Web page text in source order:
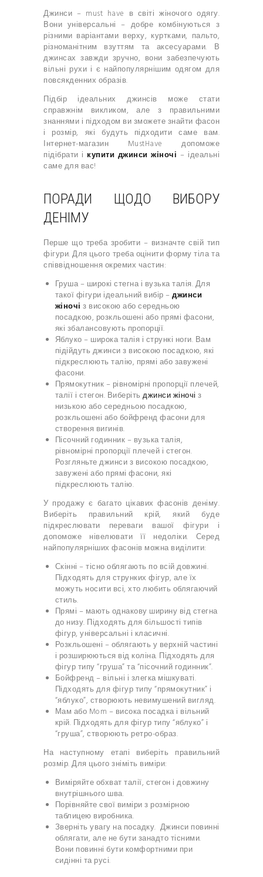
Джинси – must have в світі жіночого одягу.
Вони універсальні – добре комбінуються з
різними варіантами верху, куртками, пальто,
різноманітним взуттям та аксесуарами. В
джинсах завжди зручно, вони забезпечують
вільні рухи і є найпопулярнішим одягом для
повсякденних образів.
Підбір ідеальних джинсів може стати
справжнім викликом, але з правильними
знаннями і підходом ви зможете знайти фасон
і розмір, які будуть підходити саме вам.
Інтернет-магазин MustHave допоможе
підібрати і купити джинси жіночі – ідеальні
саме для вас!
ПОРАДИ ЩОДО ВИБОРУ
ДЕНІМУ
Перше що треба зробити – визначте свій тип
фігури. Для цього треба оцінити форму тіла та
співвідношення окремих частин:
Груша – широкі стегна і вузька талія. Для
такої фігури ідеальний вибір – джинси
жіночі з високою або середньою
посадкою, розкльошені або прямі фасони,
які збалансовують пропорції.
Яблуко – широка талія і стрункі ноги. Вам
підійдуть джинси з високою посадкою, які
підкреслюють талію, прямі або завужені
фасони.
Прямокутник – рівномірні пропорції плечей,
талії і стегон. Виберіть джинси жіночі з
низькою або середньою посадкою,
розкльошені або бойфренд фасони для
створення вигинів.
Пісочний годинник – вузька талія,
рівномірні пропорції плечей і стегон.
Розгляньте джинси з високою посадкою,
завужені або прямі фасони, які
підкреслюють талію.
У продажу є багато цікавих фасонів деніму.
Виберіть правильний крій, який буде
підкреслювати переваги вашої фігури і
допоможе нівелювати її недоліки. Серед
найпопулярніших фасонів можна виділити:
Скінні – тісно облягають по всій довжині.
Підходять для струнких фігур, але їх
можуть носити всі, хто любить облягаючий
стиль.
Прямі – мають однакову ширину від стегна
до низу. Підходять для більшості типів
фігур, універсальні і класичні.
Розкльошені – облягають у верхній частині
і розширюються від коліна. Підходять для
фігур типу “груша” та “пісочний годинник”.
Бойфренд – вільні і злегка мішкуваті.
Підходять для фігур типу “прямокутник” і
“яблуко”, створюють невимушений вигляд.
Мам або Mom – висока посадка і вільний
крій. Підходять для фігур типу “яблуко” і
“груша”, створюють ретро-образ.
На наступному етапі виберіть правильний
розмір. Для цього зніміть виміри:
Виміряйте обхват талії, стегон і довжину
внутрішнього шва.
Порівняйте свої виміри з розмірною
таблицею виробника.
Зверніть увагу на посадку. Джинси повинні
облягати, але не бути занадто тісними.
Вони повинні бути комфортними при
сидінні та русі.